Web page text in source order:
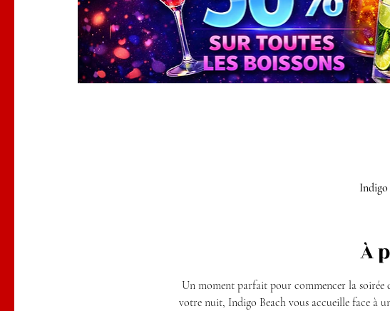
Indigo
À
Un moment parfait pour commencer la soirée
votre nuit, Indigo Beach vous accueille face à